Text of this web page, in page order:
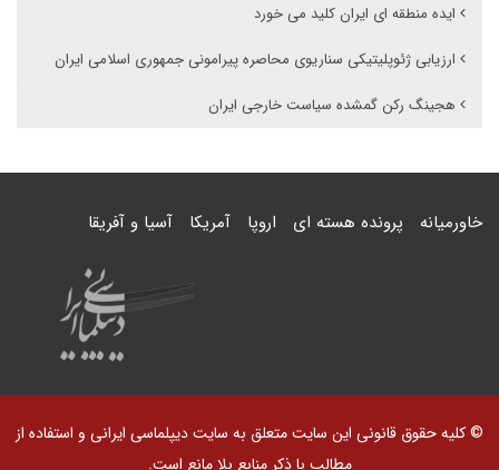
ایده منطقه ای ایران کلید می خورد
ارزیابی ژئوپلیتیکی سناریوی محاصره پیرامونی جمهوری اسلامی ایران
هجینگ رکن گمشده سیاست خارجی ایران
خاورمیانه پرونده هسته ای اروپا آمریکا آسیا و آفریقا
© کلیه حقوق قانونی این سایت متعلق به سایت دیپلماسی ایرانی و استفاده از
مطالب با ذکر منابع بلا مانع است.